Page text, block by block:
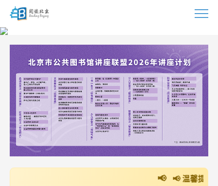
活动
指南
视频
资源
📢 温馨提示：登录“阅读